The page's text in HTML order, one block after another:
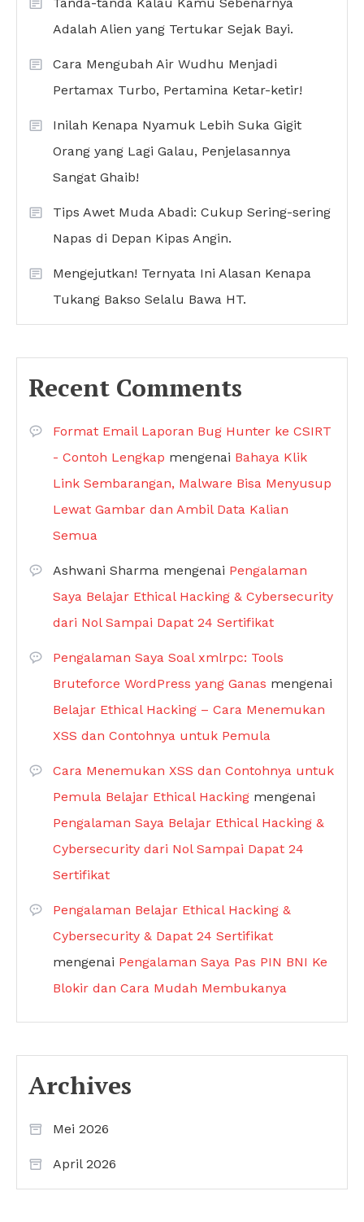
Adalah Alien yang Tertukar Sejak Bayi.
Cara Mengubah Air Wudhu Menjadi
Pertamax Turbo, Pertamina Ketar-ketir!
Inilah Kenapa Nyamuk Lebih Suka Gigit
Orang yang Lagi Galau, Penjelasannya
Sangat Ghaib!
Tips Awet Muda Abadi: Cukup Sering-sering
Napas di Depan Kipas Angin.
Mengejutkan! Ternyata Ini Alasan Kenapa
Tukang Bakso Selalu Bawa HT.
Recent Comments
Format Email Laporan Bug Hunter ke CSIRT
- Contoh Lengkap mengenai Bahaya Klik
Link Sembarangan, Malware Bisa Menyusup
Lewat Gambar dan Ambil Data Kalian
Semua
Ashwani Sharma mengenai Pengalaman
Saya Belajar Ethical Hacking & Cybersecurity
dari Nol Sampai Dapat 24 Sertifikat
Pengalaman Saya Soal xmlrpc: Tools
Bruteforce WordPress yang Ganas mengenai
Belajar Ethical Hacking – Cara Menemukan
XSS dan Contohnya untuk Pemula
Cara Menemukan XSS dan Contohnya untuk
Pemula Belajar Ethical Hacking mengenai
Pengalaman Saya Belajar Ethical Hacking &
Cybersecurity dari Nol Sampai Dapat 24
Sertifikat
Pengalaman Belajar Ethical Hacking &
Cybersecurity & Dapat 24 Sertifikat
mengenai Pengalaman Saya Pas PIN BNI Ke
Blokir dan Cara Mudah Membukanya
Archives
Mei 2026
April 2026